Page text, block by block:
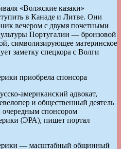
«Волжские казаки»
в Канаде и Литве. Они
вечером с двумя почетными
Португалии — бронзовой
символизирующее материнское
заметку спецкора с Волги
приобрела спонсора
американский адвокат,
и общественный деятель
спонсором
(ЭРА), пишет портал
— масштабный общинный